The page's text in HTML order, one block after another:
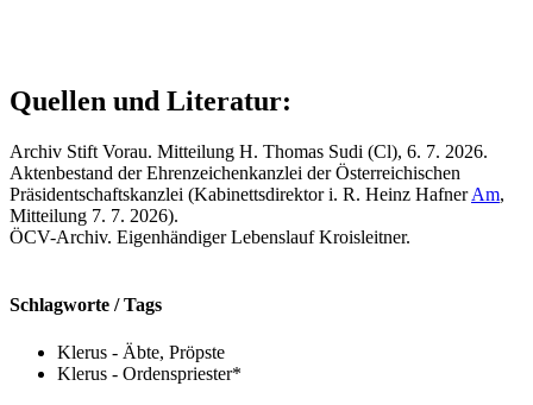
Quellen und Literatur:
Archiv Stift Vorau. Mitteilung H. Thomas Sudi (Cl), 6. 7. 2026.
Aktenbestand der Ehrenzeichenkanzlei der Österreichischen
Präsidentschaftskanzlei (Kabinettsdirektor i. R. Heinz HafnerAm,
Mitteilung 7. 7. 2026).
ÖCV-Archiv. Eigenhändiger Lebenslauf Kroisleitner.
Schlagworte / Tags
Klerus - Äbte, Pröpste
Klerus - Ordenspriester*